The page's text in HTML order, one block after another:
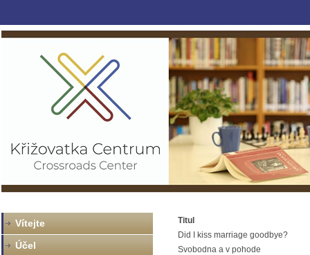
Titul
Did I kiss marriage goodbye?
Svobodna a v pohode
Vítejte
Účel